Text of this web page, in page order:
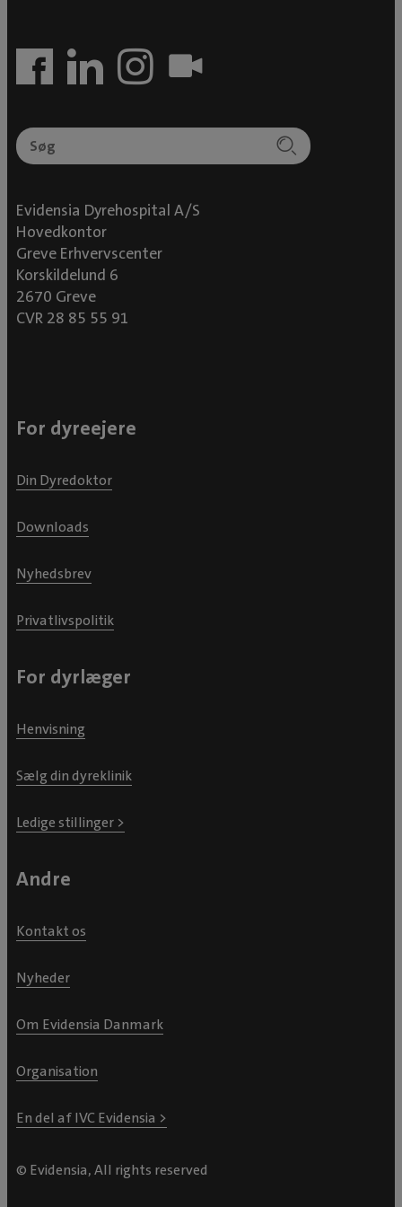
Evidensia Dyrehospital A/S
Hovedkontor
Greve Erhvervscenter
Korskildelund 6
2670 Greve
CVR 28 85 55 91
For dyreejere
Din Dyredoktor
Downloads
Nyhedsbrev
Privatlivspolitik
For dyrlæger
Henvisning
Sælg din dyreklinik
Ledige stillinger >
Andre
Kontakt os
Nyheder
Om Evidensia Danmark
Organisation
En del af IVC Evidensia >
© Evidensia, All rights reserved